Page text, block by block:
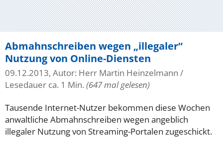
Abmahnschreiben wegen „illegaler“
Nutzung von Online-Diensten
09.12.2013, Autor: Herr Martin Heinzelmann /
Lesedauer ca. 1 Min. (647 mal gelesen)
Tausende Internet-Nutzer bekommen diese Wochen
anwaltliche Abmahnschreiben wegen angeblich
illegaler Nutzung von Streaming-Portalen zugeschickt.